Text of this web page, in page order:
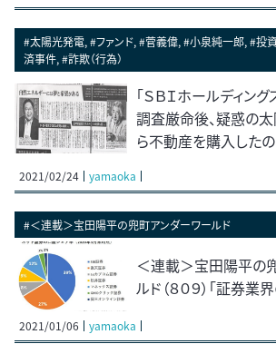
#太陽光発電, #ファンド, #菅義偉, #小泉純一郎, #投
済事件, #詐欺（行為）
「ＳＢＩホールディン
調査厳命後、疑惑の
ら不動産を購入した
2021/02/24 yamaoka
#＜連載＞宝田陽平の兜町アンダーワールド
＜連載＞宝田陽平の
ルド（８０９）「証券業
2021/01/06 yamaoka